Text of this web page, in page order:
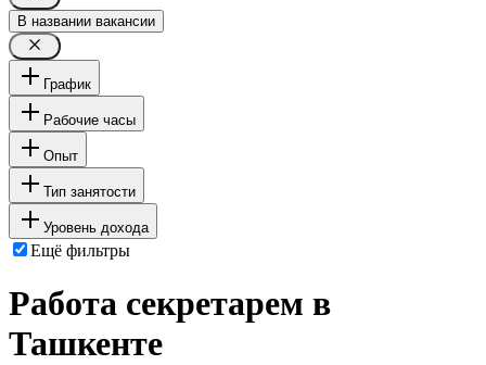
В названии вакансии
График
Рабочие часы
Опыт
Тип занятости
Уровень дохода
Ещё фильтры
Работа секретарем в
Ташкенте